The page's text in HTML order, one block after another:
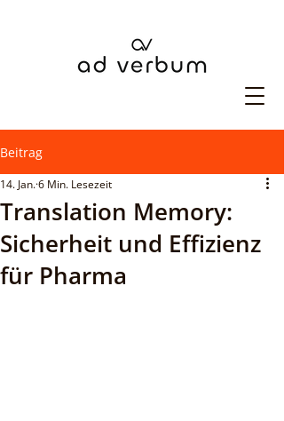
Beitrag
Translation Memory:
Sicherheit und Effizienz
für Pharma
14. Jan.6 Min. Lesezeit